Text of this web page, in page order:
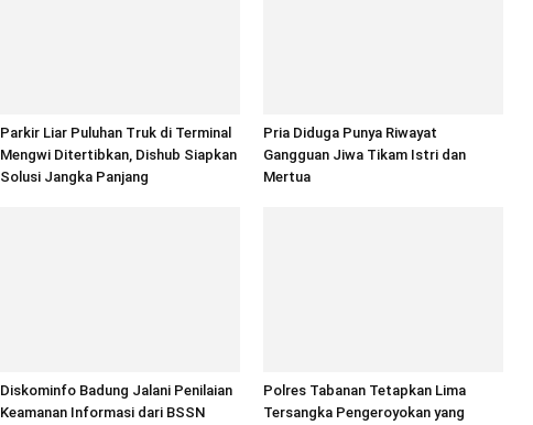
Parkir Liar Puluhan Truk di Terminal
Mengwi Ditertibkan, Dishub Siapkan
Solusi Jangka Panjang
Pria Diduga Punya Riwayat
Gangguan Jiwa Tikam Istri dan
Mertua
Diskominfo Badung Jalani Penilaian
Keamanan Informasi dari BSSN
Polres Tabanan Tetapkan Lima
Tersangka Pengeroyokan yang